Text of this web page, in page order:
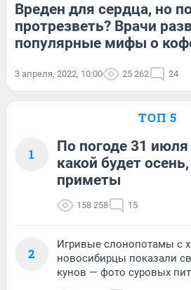
Вреден для сердца, но
протрезветь? Врачи
популярные мифы о
3 апреля, 2022, 10:00 25 262 24
ТОП 5
1
По погоде 31
какой будет
приметы
158 258 15
2
Игривые слонопотамы с
новосибирцы показали
кунов — фото суровых